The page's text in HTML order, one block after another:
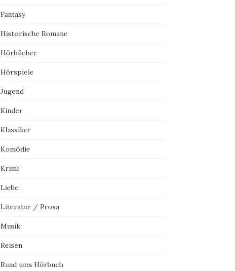
Fantasy
Historische Romane
Hörbücher
Hörspiele
Jugend
Kinder
Klassiker
Komödie
Krimi
Liebe
Literatur / Prosa
Musik
Reisen
Rund ums Hörbuch